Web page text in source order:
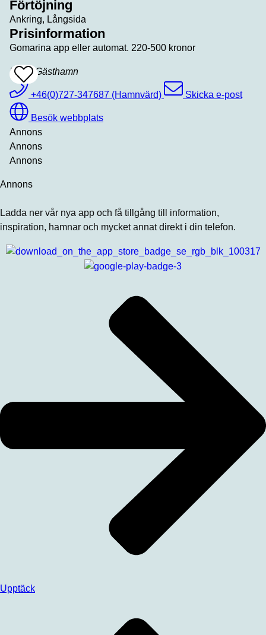
Förtöjning
Ankring, Långsida
Prisinformation
Gomarina app eller automat. 220-500 kronor
Add
To
Favrites
Mölle Gästhamn
+46(0)727-347687 (Hamnvärd) Skicka e-post
Besök webbplats
Annons
Annons
Annons
Annons
Ladda ner vår nya app och få tillgång till information,
inspiration, hamnar och mycket annat direkt i din telefon.
Upptäck